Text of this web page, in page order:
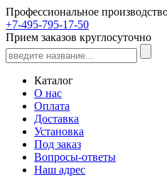
Профессиональное
+7-495-795-17-50
Прием заказов круглосуточно
Каталог
О нас
Оплата
Доставка
Установка
Под заказ
Вопросы-ответы
Наш адрес